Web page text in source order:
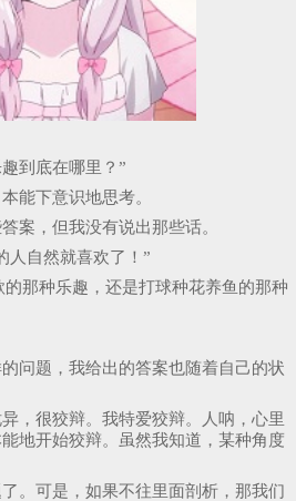
到底在哪里？”
能下意识地思考。
案，但我没有说出那些话。
人自然就喜欢了！”
那种乐趣，还是打球种花养鱼的那种
问题，我给出的答案也随着自己的状
，很狡辩。我特爱狡辩。人呐，心里
地开始狡辩。虽然我知道，某种角度
。可是，如果不往里面剖析，那我们